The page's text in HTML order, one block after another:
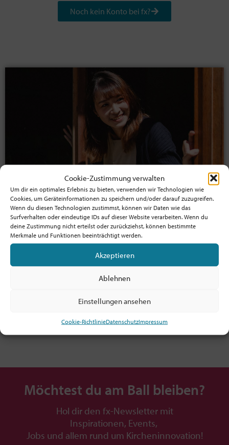
Cookie-Zustimmung verwalten
Um dir ein optimales Erlebnis zu bieten, verwenden wir Technologien wie
Cookies, um Geräteinformationen zu speichern und/oder darauf zuzugreifen.
Wenn du diesen Technologien zustimmst, können wir Daten wie das
Surfverhalten oder eindeutige IDs auf dieser Website verarbeiten. Wenn du
deine Zustimmung nicht erteilst oder zurückziehst, können bestimmte
Merkmale und Funktionen beeinträchtigt werden.
Akzeptieren
Ablehnen
Einstellungen ansehen
Cookie-RichtlinieDatenschutzImpressum
Noch kein Konto bei fx?
Jetzt Mitglied werden!
Profitiere von der Mitgliedschaft
und unterstütze die Bewegung!
Mitglied sein ab 5€/Monat!
Alle Infos: hier klicken
Dienststelle die Mitgliedschaft zahlt!
Möchtest du am Ball bleiben?
Hol dir den fx-Newsletter mit
Inspirationen, Events,
Jobs und allem rund um Kircheninnovation!